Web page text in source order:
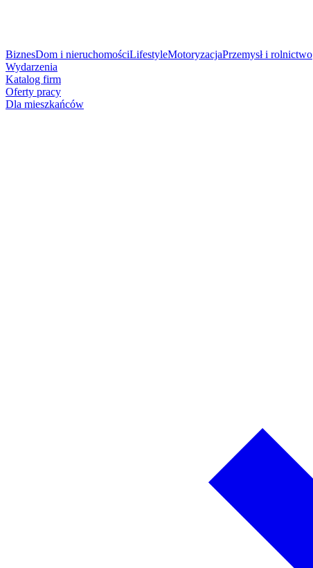
BiznesDom i nieruchomościLifestyleMotoryzacjaPrzemysł i rolnictwo
Wydarzenia
Katalog firm
Oferty pracy
Dla mieszkańców